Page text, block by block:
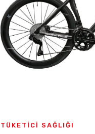
TÜKETICI SAĞLIĞI